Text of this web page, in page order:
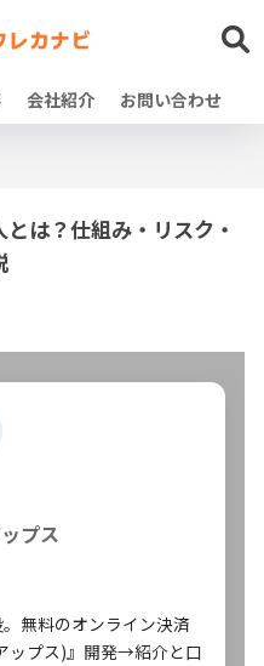
会社紹介 お問い合わせ
は？仕組み・リスク・
プス
無料のオンライン決済
ップス)』開発→紹介と口